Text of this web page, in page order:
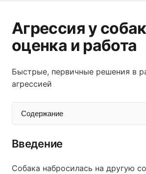
Агрессия у
оценка и работа
Быстрые, первичные решения в
агрессией
Содержание
Введение
Собака набросилась на другую